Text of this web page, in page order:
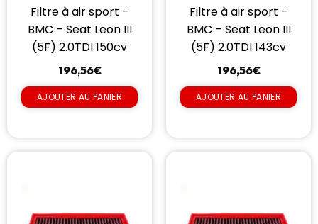
Filtre à air sport –
BMC – Seat Leon III
(5F) 2.0TDI 150cv
196,56€
AJOUTER AU PANIER
Filtre à air sport –
BMC – Seat Leon III
(5F) 2.0TDI 143cv
196,56€
AJOUTER AU PANIER